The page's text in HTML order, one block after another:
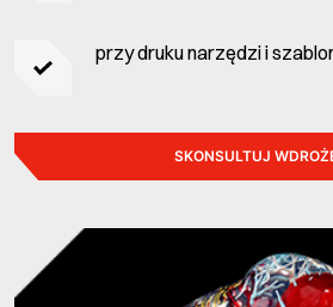
przy druku narzędzi i
SKONSULTUJ